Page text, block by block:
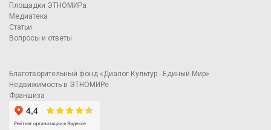
Площадки ЭТНОМИРа
Медиатека
Статьи
Вопросы и ответы
Благотворительный фонд «Диалог Культур - Единый Мир»
Недвижимость в ЭТНОМИРе
Франшиза